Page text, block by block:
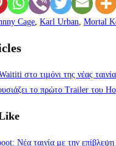
Cage Karl Urban Mortal
στο τιμόνι της νέας
το πρώτο Trailer του